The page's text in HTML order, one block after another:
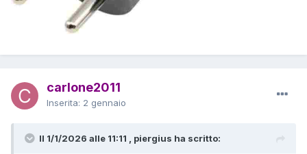
carlone2011
Inserita: 2 gennaio
Il 1/1/2026 alle 11:11 , piergius ha scritto: